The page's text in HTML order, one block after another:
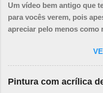
Um vídeo bem antigo que
para vocês verem, pois
apreciar pelo menos como
Pintura com acrílica